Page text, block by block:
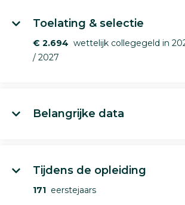
Toelating & selectie
€ 2.694 wettelijk collegegeld in
/ 2027
Belangrijke data
Tijdens de opleiding
171 eerstejaars